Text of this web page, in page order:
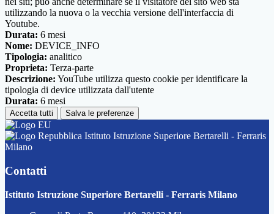
utilizzando la nuova o la vecchia versione dell'interfaccia di
Youtube.
Durata: 6 mesi
Nome: DEVICE_INFO
Tipologia: analitico
Proprieta: Terza-parte
Descrizione: YouTube utilizza questo cookie per identificare la
tipologia di device utilizzata dall'utente
Durata: 6 mesi
Accetta tutti Salva le preferenze
Istituto Istruzione Superiore Bertarelli - Ferraris
Milano
Contatti
Istituto Istruzione Superiore Bertarelli - Ferraris Milano